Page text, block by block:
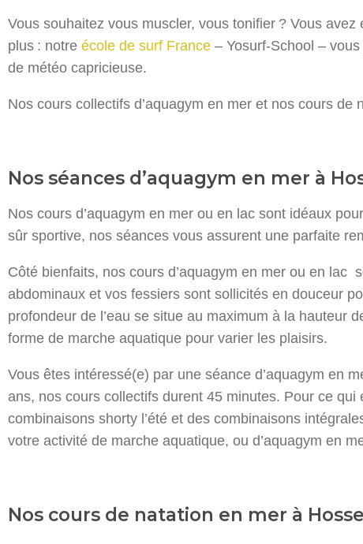
Vous souhaitez vous muscler, vous tonifier ? Vous
plus : notre école de surf France – Yosurf-School –
de météo capricieuse.
Nos cours collectifs d’aquagym en mer et nos cours
Nos séances d’aquagym en mer à
Nos cours d’aquagym en mer ou en lac sont idéaux
sûr sportive, nos séances vous assurent une parfaite
Côté bienfaits, nos cours d’aquagym en mer ou en lac
abdominaux et vos fessiers sont sollicités en douceur
profondeur de l’eau se situe au maximum à la hauteur
forme de marche aquatique pour varier les plaisirs.
Vous êtes intéressé(e) par une séance d’aquagym en
ans, nos cours collectifs durent 45 minutes. Pour ce
combinaisons shorty l’été et des combinaisons
votre activité de marche aquatique, ou d’aquagym en
Nos cours de natation en mer à